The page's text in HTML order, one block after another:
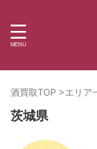
酒買取TOP >エリア
茨城県